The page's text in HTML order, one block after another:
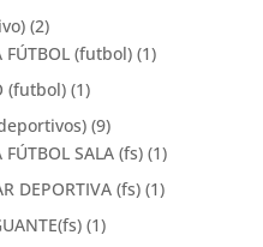
(2)
FÚTBOL (futbol) (1)
(futbol) (1)
(9)
FÚTBOL SALA (fs) (1)
DEPORTIVA (fs) (1)
(1)